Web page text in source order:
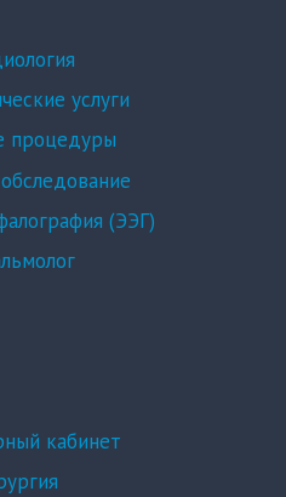
услуги
процедуры
(ЭЭГ)
кабинет